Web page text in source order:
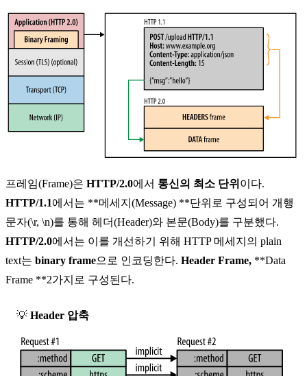
프레임(Frame)은 HTTP/2.0에서 통신의 최소 단위 이다.
HTTP/1.1에서는 **메세지(Message) **단위로 구성되어 개행
문자(\r, \n)를 통해 헤더(Header)와 본문(Body)를 구분했다.
HTTP/2.0에서는 이를 개선하기 위해 HTTP 메세지의 plain
text는 binary frame으로 인코딩한다. Header Frame, **Data
Frame **2가지로 구성된다.
💡 Header 압축